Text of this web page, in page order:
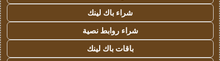
شراء باك لينك
شراء روابط نصية
باقات باك لينك